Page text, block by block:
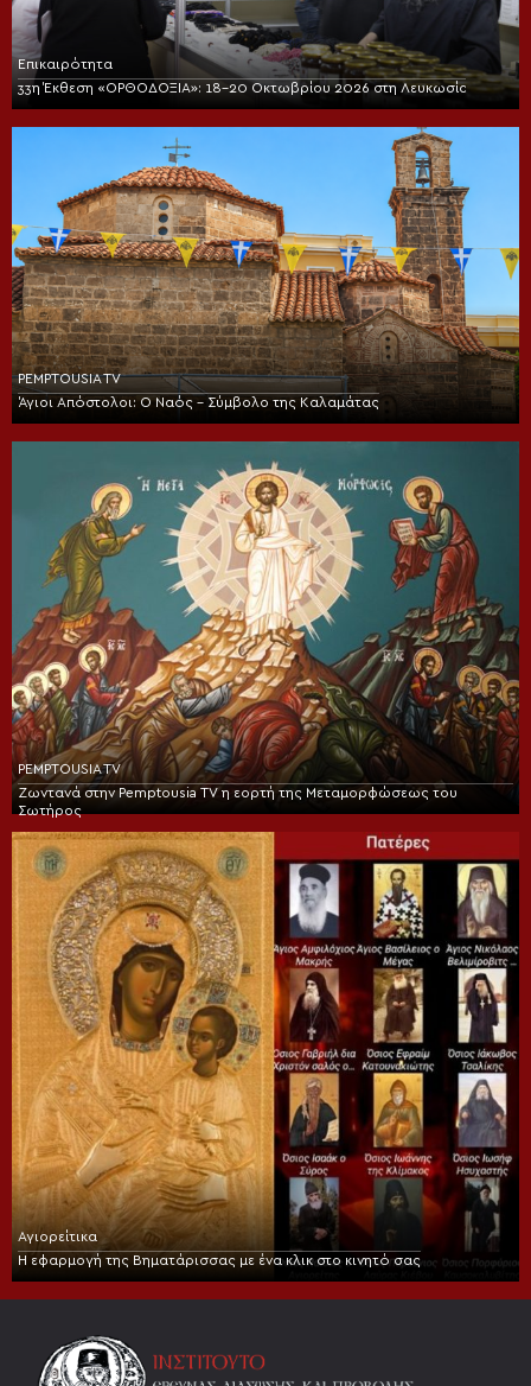
Επικαιρότητα
33η Έκθεση «ΟΡΘΟΔΟΞΙΑ»: 18-20 Οκτωβρίου 2026 στη Λευκωσία
PEMPTOUSIA TV
Άγιοι Απόστολοι: Ο Ναός – Σύμβολο της Καλαμάτας
PEMPTOUSIA TV
Ζωντανά στην Pemptousia TV η εορτή της Μεταμορφώσεως του
Σωτήρος
Αγιορείτικα
Η εφαρμογή της Βηματάρισσας με ένα κλικ στο κινητό σας